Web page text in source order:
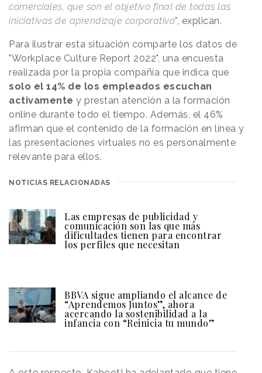
comerciales, que son el objetivo final de todas las
iniciativas de aprendizaje corporativo”, explican.
Para ilustrar esta situación comparte los datos de
"Workplace Culture Report 2022", una encuesta
realizada por la propia compañía que indica que
solo el 14% de los empleados escuchan
activamente y prestan atención a la formación
online durante todo el tiempo. Además, el 46%
afirman que el contenido de la formación en línea y
las presentaciones virtuales no es personalmente
relevante para ellos.
NOTICIAS RELACIONADAS
Las empresas de publicidad y
comunicación son las que más
dificultades tienen para encontrar
los perfiles que necesitan
BBVA sigue ampliando el alcance de
“Aprendemos Juntos”, ahora
acercando la sostenibilidad a la
infancia con “Reinicia tu mundo”